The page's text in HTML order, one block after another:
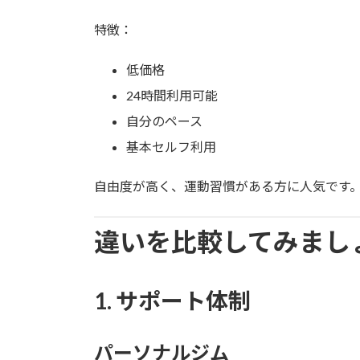
特徴：
低価格
24時間利用可能
自分のペース
基本セルフ利用
自由度が高く、運動習慣がある方に人気です
違いを比較してみまし
1. サポート体制
パーソナルジム